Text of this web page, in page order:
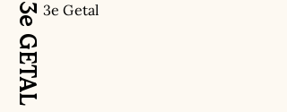
3e GETAL 3e Getal